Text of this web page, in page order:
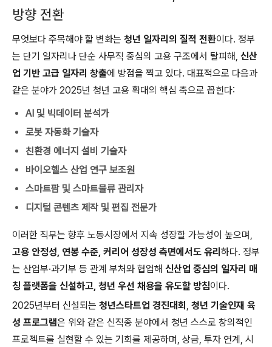
방향 전환
무엇보다 주목해야 할 변화는 청년 일자리의 질적 전환이다. 정부
는 단기 일자리나 단순 사무직 중심의 고용 구조에서 탈피해, 신산
업 기반 고급 일자리 창출에 방점을 찍고 있다. 대표적으로 다음과
같은 분야가 2025년 청년 고용 확대의 핵심 축으로 꼽힌다:
AI 및 빅데이터 분석가
로봇 자동화 기술자
친환경 에너지 설비 기술자
바이오헬스 산업 연구 보조원
스마트팜 및 스마트물류 관리자
디지털 콘텐츠 제작 및 편집 전문가
이러한 직무는 향후 노동시장에서 지속 성장할 가능성이 높으며,
고용 안정성, 연봉 수준, 커리어 성장성 측면에서도 유리 하다. 정부
는 산업부·과기부 등 관계 부처와 협업해 신산업 중심의 일자리 매
칭 플랫폼을 신설하고, 청년 우선 채용을 유도할 방침이다.
2025년부터 신설되는 청년스타트업 경진대회 , 청년 기술인재 육
성 프로그램은 위와 같은 신직종 분야에서 청년 스스로 창의적인
프로젝트를 실현할 수 있는 기회를 제공하며, 상금, 투자 연계, 시